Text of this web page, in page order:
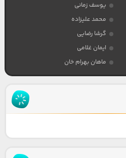
یوسف زمانی
محمد علیزاده
گرشا رضایی
ایمان غلامی
ماهان بهرام خان